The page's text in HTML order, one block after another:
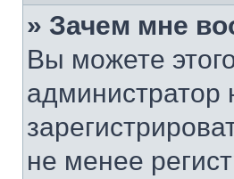
» Зачем мне
Вы можете
не менее